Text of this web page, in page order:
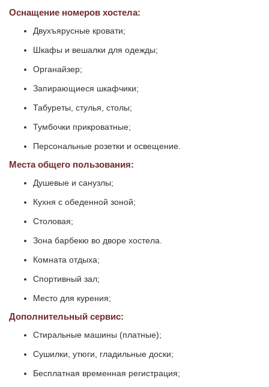
Оснащение номеров хостела:
Двухъярусные кровати;
Шкафы и вешалки для одежды;
Органайзер;
Запирающиеся шкафчики;
Табуреты, стулья, столы;
Тумбочки прикроватные;
Персональные розетки и освещение.
Места общего пользования:
Душевые и санузлы;
Кухня с обеденной зоной;
Столовая;
Зона барбекю во дворе хостела.
Комната отдыха;
Спортивный зал;
Место для курения;
Дополнительный сервис:
Стиральные машины (платные);
Сушилки, утюги, гладильные доски;
Бесплатная временная регистрация;